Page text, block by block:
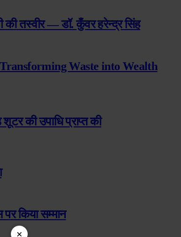
की तस्वीर — डॉ. कुँवर हरेन्द्र सिंह
Waste into Wealth
की उपाधि प्राप्त की
किया सम्मान
×